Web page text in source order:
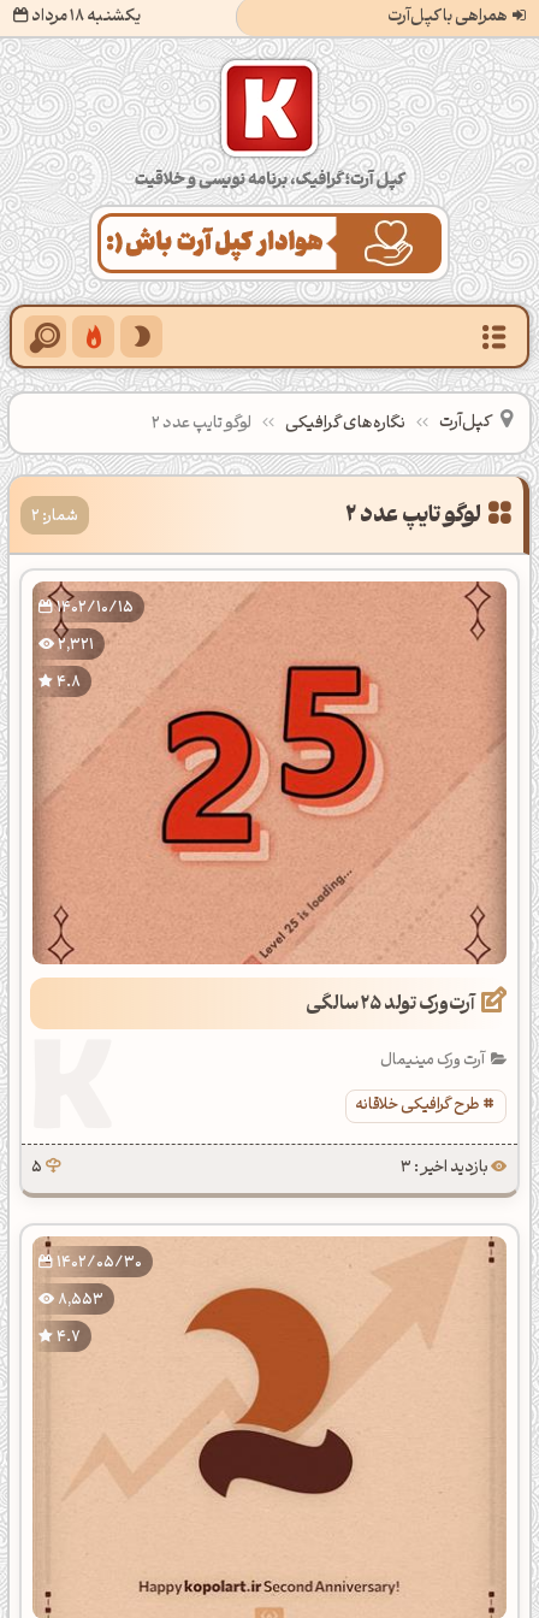
همراهی با کپل‌آرت یکشنبه 18 مرداد
کپل‌آرت؛ گرافیک، برنامه‌نویسی و خلاقیت
کپل‌آرت نگاره‌های گرافیکی لوگو تایپ عدد 2
لوگو تایپ عدد 2 شمار: 2
1402/10/15
2,321
4.8
آرت‌ورک تولد 25 سالگی
آرت ورک مینیمال
طرح گرافیکی خلاقانه
بازدید اخیر : 3 5
1402/05/30
8,553
4.7